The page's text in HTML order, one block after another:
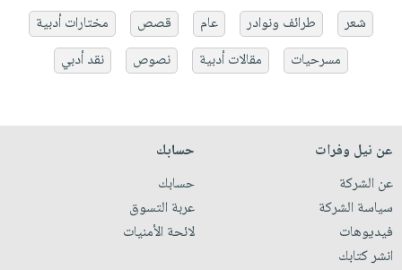
شعر
طرائف ونوادر عام قصص
مختارات أدبية
مسرحيات
مقالات أدبية نصوص نقد أدبي
عن نيل وفرات
عن الشركة
سياسة الشركة
فيديوهات
انشر كتابك
حسابك
حسابك
عربة التسوق
لائحة الأمنيات